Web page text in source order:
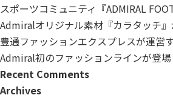
スポーツコミュニティ『ADMIRAL
Admiralオリジナル素材『カラタッチ
豊通ファッションエクスプレスが運営
Admiral初のファッションラインが登
Recent Comments
Archives